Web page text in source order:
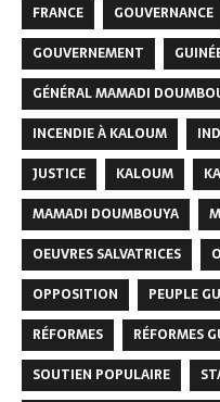
FRANCE
GOUVERNANCE
GOUVERNEMENT
GÉNÉRAL MAMADI
INCENDIE À KALOUM
JUSTICE
KALOUM
MAMADI DOUMBOUYA
OEUVRES SALVATRICES
OPPOSITION
PEUPLE
RÉFORMES
RÉFORMES
SOUTIEN POPULAIRE